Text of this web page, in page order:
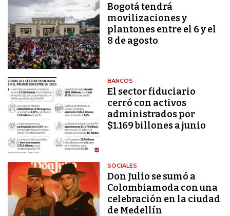
Bogotá tendrá
movilizaciones y
plantones entre el 6 y el
8 de agosto
BANCOS
El sector fiduciario
cerró con activos
administrados por
$1.169 billones a junio
SOCIALES
Don Julio se sumó a
Colombiamoda con una
celebración en la ciudad
de Medellín